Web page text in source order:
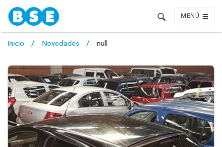
MENÚ
Inicio Novedades null